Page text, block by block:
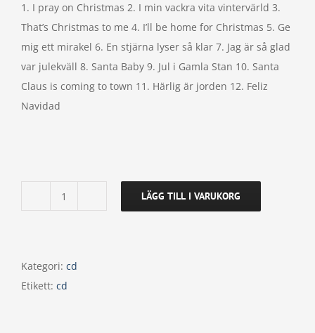
1. I pray on Christmas 2. I min vackra vita vintervärld 3.
That’s Christmas to me 4. I’ll be home for Christmas 5. Ge
mig ett mirakel 6. En stjärna lyser så klar 7. Jag är så glad
var julekväll 8. Santa Baby 9. Jul i Gamla Stan 10. Santa
Claus is coming to town 11. Härlig är jorden 12. Feliz
Navidad
CD
Jul
mängd
LÄGG TILL I VARUKORG
Kategori: cd
Etikett: cd